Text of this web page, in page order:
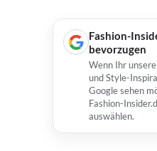
Fashion-
bevorzugen
Wenn Ihr
und Style-
Google sehen
Fashion-
auswählen.